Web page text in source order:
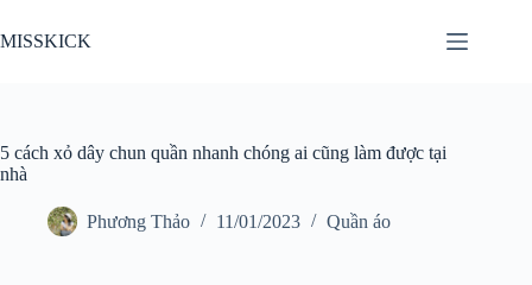
đến
phần
MISSKICK
5 cách xỏ dây chun quần nhanh chóng ai cũng làm được tại
nhà
Phương Thảo 11/01/2023 Quần áo